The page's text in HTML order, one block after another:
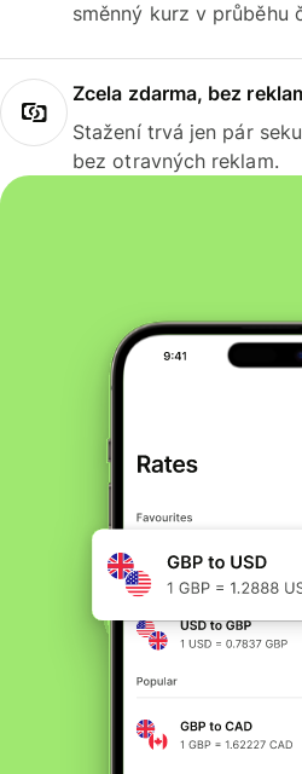
směnný kurz v průběhu
Zcela zdarma, bez
Stažení trvá jen pár
bez otravných reklam.